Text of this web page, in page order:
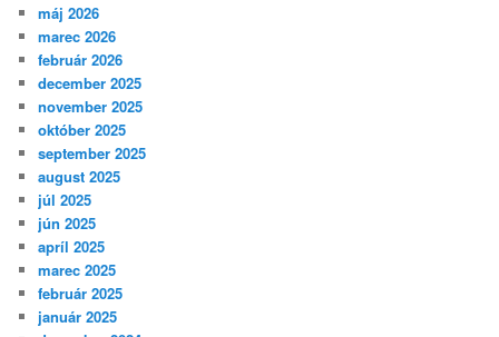
máj 2026
marec 2026
február 2026
december 2025
november 2025
október 2025
september 2025
august 2025
júl 2025
jún 2025
apríl 2025
marec 2025
február 2025
január 2025